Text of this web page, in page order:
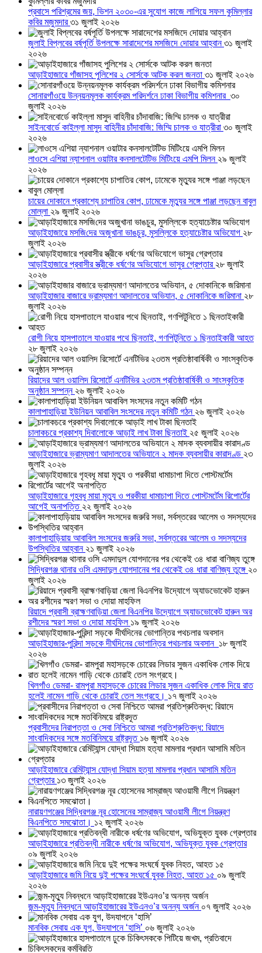
প্রবাসে পরিশ্রমের জয়, ভিশন ২০৩০-এর সুযোগ কাজে লাগিয়ে সফল কুমিল্লার
কবির মজুমদার৩১ জুলাই ২০২৬
জুলাই বিপ্লবের বর্ষপূর্তি উপলক্ষে সারাদেশের মসজিদে দোয়ার আহ্বান৩১ জুলাই
২০২৬
আড়াইহাজারে গাঁজাসহ পুলিশের ২ সোর্সকে আটক করল জনতা ৩১ জুলাই ২০২৬
সোনারগাঁওয়ে উন্নয়নমূলক কার্যক্রম পরিদর্শনে ঢাকা বিভাগীয় কমিশনার ৩০
জুলাই ২০২৬
সাইনবোর্ডে কাইল্লা মাসুদ বাহিনীর চাঁদাবাজি: জিম্মি চালক ও যাত্রীরা ৩০ জুলাই
২০২৬
লাওসে এশিয়া ন্যাশনাল ওয়াটার কনসালটেটিভ মিটিংয়ে এমপি মিলন ২৯ জুলাই
২০২৬
চায়ের দোকানে প্রকাশ্যে চাপাতির কোপ, ঢামেকে মৃত্যুর সঙ্গে পাঞ্জা লড়ছেন বাবুল
মোল্লা ২৯ জুলাই ২০২৬
আড়াইহাজারে মস‌জি‌দের অজুখানা ভাঙচুর, মুসল্লিকে হত্যাচেষ্টার অভিযোগ ২৮
জুলাই ২০২৬
আড়াইহাজারে প্রবাসীর স্ত্রীকে ধর্ষণের অভিযোগে ভাসুর গ্রেপ্তার ২৮ জুলাই
২০২৬
আড়াইহাজার বাজারে ভ্রাম্যমাণ আদালতের অভিযান, ৫ দোকানিকে জরিমানা ২৮
জুলাই ২০২৬
রোগী নিয়ে হাসপাতালে যাওয়ার পথে ছিনতাই, গণপিটুনিতে ১ ছিনতাইকারী আহত
২৮ জুলাই ২০২৬
রিয়াদের আল ওয়ালিদ রিসোর্টে এনটিভির ২৩তম প্রতিষ্ঠাবার্ষিকী ও সাংস্কৃতিক
অনুষ্ঠান সম্পন্ন ২৬ জুলাই ২০২৬
কালাপাহাড়িয়া ইউনিয়ন আবাবিল সংসদের নতুন কমিটি গঠন ২৬ জুলাই ২০২৬
চালাকচরে প্রকাশ্য দিবালোকে আড়াই লাখ টাকা ছিনতাই ২৫ জুলাই ২০২৬
আড়াইহাজারে ভ্রাম্যমাণ আদালতের অভিযানে ২ মাদক ব্যবসায়ীর কারাদণ্ড ২৩
জুলাই ২০২৬
আড়াইহাজারে গৃহবধূ মায়া মৃত্যু ও পরকীয়া ধামাচাপা দিতে পোস্টমর্টেম রিপোর্টের
আগেই অনাপত্তি ২২ জুলাই ২০২৬
কালাপাহাড়িয়ায় আবাবিল সংসদের জরুরি সভা, সর্বস্তরের আলেম ও সদস্যদের
উপস্থিতির আহ্বান ২১ জুলাই ২০২৬
সিদ্ধিরগঞ্জ থানার ওসি এমদাদুল যোগদানের পর থেকেই ৩৪ ধারা বাণিজ্য তুঙ্গে ২০
জুলাই ২০২৬
রিয়াদে প্রবাসী ব্রাহ্মণবাড়িয়া জেলা বিএনপির উদ্যোগে অ্যাডভোকেট হারুন অর
রশীদের স্মরণ সভা ও দোয়া মাহফিল ১৯ জুলাই ২০২৬
আড়াইহাজার-পুরিন্দা সড়কে দীর্ঘদিনের ভোগান্তির পথচলার অবসান ১৮ জুলাই
২০২৬
খিলগাঁও ডেমরা- রামপুরা মহাসড়কে চোরের লিডার সুজন একাধিক লোক দিয়ে রাত
হলেই নামেন গাড়ি থেকে চোরাই তেল সংগ্রহে। ১৭ জুলাই ২০২৬
প্রবাসীদের নিরাপত্তা ও সেবা নিশ্চিতে আমরা প্রতিশ্রুতিবদ্ধ: রিয়াদে
সাংবাদিকদের সঙ্গে মতবিনিময়ে রাষ্ট্রদূত ১৬ জুলাই ২০২৬
আড়াইহাজারে রেমিট্যান্স যোদ্ধা সিয়াম হত্যা মামলার প্রধান আসামি মতিন
গ্রেপ্তার ১৩ জুলাই ২০২৬
নারায়ণগঞ্জের সিদ্ধিরগঞ্জ নূর হোসেনের সাম্রাজ্য আওয়ামী লীগে নিয়ন্ত্রণ
বিএনপিতে সমঝোতা। ১২ জুলাই ২০২৬
আড়াইহাজারে প্রতিবন্ধী নারীকে ধর্ষণের অভিযোগ, অভিযুক্ত যুবক গ্রেপ্তার
০৯ জুলাই ২০২৬
আড়াইহাজারে জমি নিয়ে দুই পক্ষের সংঘর্ষে যুবক নিহত, আহত ১৫ ০৯ জুলাই
২০২৬
জন্ম-মৃত্যু নিবন্ধনে আড়াইহাজারের ইউএনও’র অনন্য অর্জন ০৭ জুলাই ২০২৬
মানবিক সেবায় এক যুগ, উদযাপনে ‘হাসি’ ০৬ জুলাই ২০২৬